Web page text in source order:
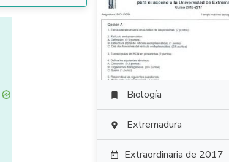
 Biología
 Extremadura
 Extraordinaria de 2017